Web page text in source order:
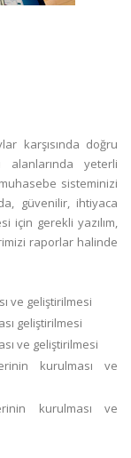
karşısında doğru
yeterli
sisteminizi
güvenilir, ihtiyaca
için gerekli yazılım,
raporlar halinde
ve geliştirilmesi
geliştirilmesi
ve geliştirilmesi
kurulması ve
kurulması ve